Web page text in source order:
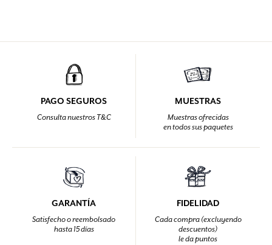
PAGO SEGUROS
Consulta nuestros T&C
MUESTRAS
Muestras ofrecidas
en todos sus paquetes
GARANTÍA
Satisfecho o reembolsado
hasta 15 días
FIDELIDAD
Cada compra (excluyendo
descuentos)
le da puntos